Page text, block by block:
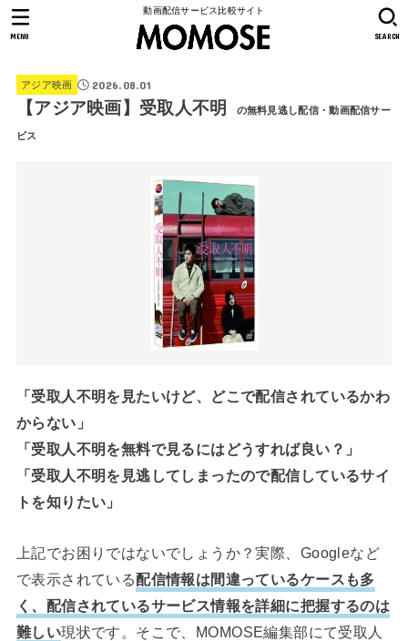
動画配信サービス比較サイト
SEARCH
MENU
アジア映画 2026.08.01
【アジア映画】受取人不明 の無料見逃し配信・動画配信サー
ビス
「受取人不明を見たいけど、どこで配信されているかわ
からない」
「受取人不明を無料で見るにはどうすれば良い？」
「受取人不明を見逃してしまったので配信しているサイ
トを知りたい」
上記でお困りではないでしょうか？実際、Googleなど
で表示されている配信情報は間違っているケースも多
く、配信されているサービス情報を詳細に把握するのは
難しい現状です。そこで、MOMOSE編集部にて受取人